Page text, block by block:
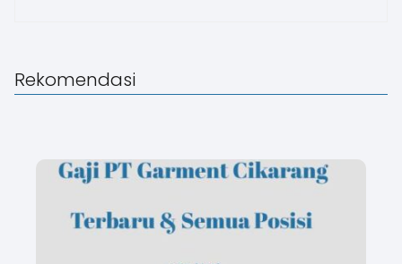
Rekomendasi